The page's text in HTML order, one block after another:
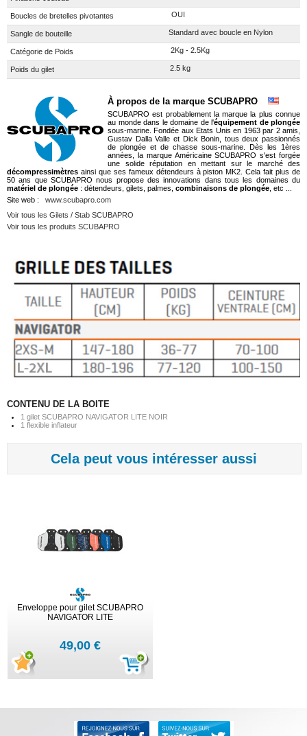
Boucles de bretelles pivotantes OUI
Sangle de bouteille Standard avec boucle en Nylon
Catégorie de Poids 2Kg - 2.5Kg
Poids du gilet 2.5 kg
À propos de la marque SCUBAPRO
SCUBAPRO est probablement la marque la plus connue
au monde dans le domaine de l'équipement de plongée
sous-marine. Fondée aux Etats Unis en 1963 par 2 amis,
Gustav Dalla Valle et Dick Bonin, tous deux passionnés
de plongée et de chasse sous-marine. Dès les 1ères
années, la marque Américaine SCUBAPRO s'est forgée
une solide réputation en mettant sur le marché des
décompressimètres ainsi que ses fameux détendeurs à piston MK2. Cela fait plus de
50 ans que SCUBAPRO nous propose des innovations dans tous les domaines du
matériel de plongée : détendeurs, gilets, palmes, combinaisons de plongée , etc ...
Site web : www.scubapro.com
Voir tous les Gilets / Stab SCUBAPRO
Voir tous les produits SCUBAPRO
CONTENU DE LA BOITE
1 gilet SCUBAPRO NAVIGATOR LITE NOIR
1 flexible inflateur
Cela peut vous intéresser aussi
Enveloppe pour gilet SCUBAPRO
NAVIGATOR LITE
49,00 €